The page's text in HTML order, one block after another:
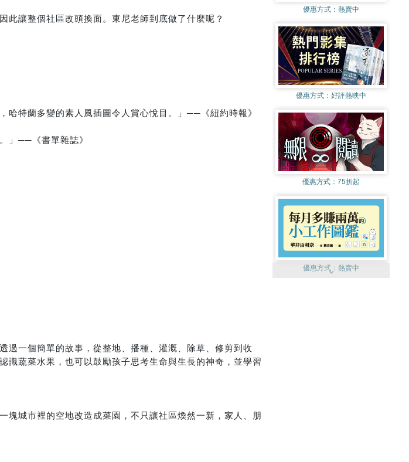
讓整個社區改頭換面。東尼老師到底做了什麼呢？
哈特蘭多變的素人風插圖令人賞心悅目。」──《紐約時報》
」──《書單雜誌》
過一個簡單的故事，從整地、播種、灌溉、除草、修剪到收
識蔬菜水果，也可以鼓勵孩子思考生命與生長的神奇，並學習
塊城市裡的空地改造成菜園，不只讓社區煥然一新，家人、朋
優惠方式： 熱賣中
優惠方式： 好評熱映中
優惠方式： 75折起
優惠方式： 熱賣中